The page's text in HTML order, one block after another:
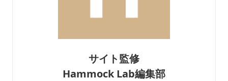
サイト監修
Hammock Lab編集部